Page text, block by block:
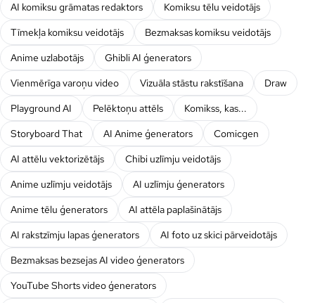
AI komiksu grāmatas redaktors
Komiksu tēlu veidotājs
Tīmekļa komiksu veidotājs
Bezmaksas komiksu veidotājs
Anime uzlabotājs
Ghibli AI ģenerators
Vienmērīga varoņu video
Vizuāla stāstu rakstīšana
Draw
Playground AI
Pelēktoņu attēls
Komikss, kas...
Storyboard That
AI Anime ģenerators
Comicgen
AI attēlu vektorizētājs
Chibi uzlīmju veidotājs
Anime uzlīmju veidotājs
AI uzlīmju ģenerators
Anime tēlu ģenerators
AI attēla paplašinātājs
AI rakstzīmju lapas ģenerators
AI foto uz skici pārveidotājs
Bezmaksas bezsejas AI video ģenerators
YouTube Shorts video ģenerators